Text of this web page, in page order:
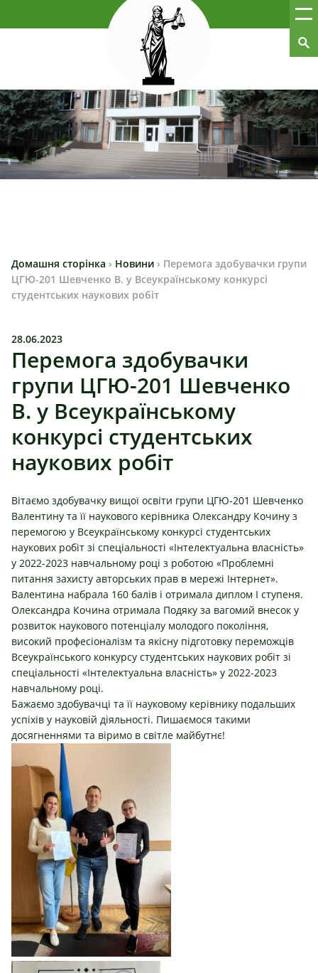
Домашня сторінка › Новини › Перемога здобувачки групи
ЦГЮ-201 Шевченко В. у Всеукраїнському конкурсі
студентських наукових робіт
28.06.2023
Перемога здобувачки
групи ЦГЮ-201 Шевченко
В. у Всеукраїнському
конкурсі студентських
наукових робіт
Вітаємо здобувачку вищої освіти групи ЦГЮ-201 Шевченко
Валентину та її наукового керівника Олександру Кочину з
перемогою у Всеукраїнському конкурсі студентських
наукових робіт зі спеціальності «Інтелектуальна власність»
у 2022-2023 навчальному році з роботою «Проблемні
питання захисту авторських прав в мережі Інтернет».
Валентина набрала 160 балів і отримала диплом І ступеня.
Олександра Кочина отримала Подяку за вагомий внесок у
розвиток наукового потенціалу молодого покоління,
високий професіоналізм та якісну підготовку переможців
Всеукраїнського конкурсу студентських наукових робіт зі
спеціальності «Інтелектуальна власність» у 2022-2023
навчальному році.
Бажаємо здобувачці та її науковому керівнику подальших
успіхів у науковій діяльності. Пишаємося такими
досягненнями та віримо в світле майбутнє!